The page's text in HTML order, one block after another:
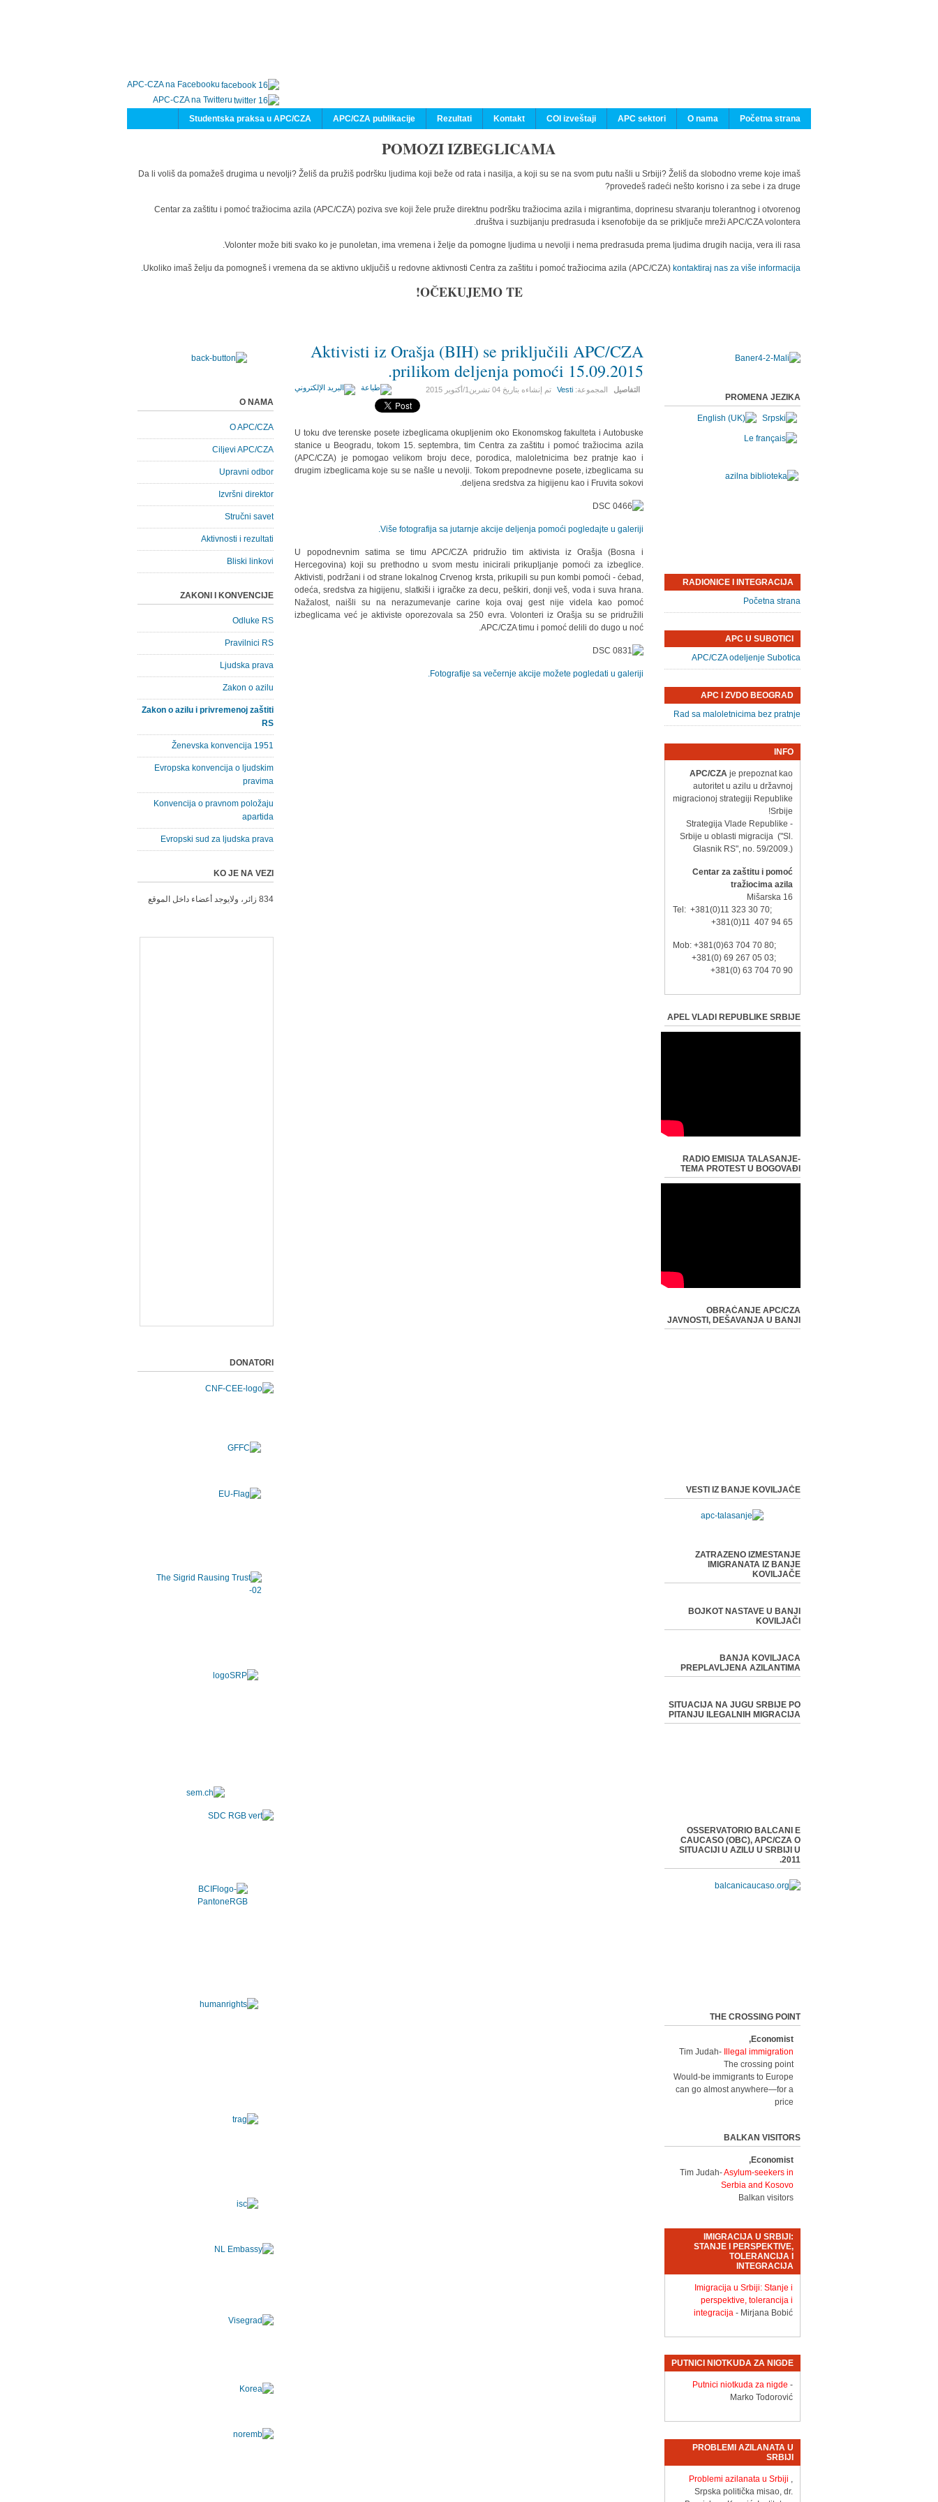
APC-CZA na Facebooku
APC-CZA na Twitteru
Početna strana
O nama
APC sektori
COI izveštaji
Kontakt
Rezultati
APC/CZA publikacije
Studentska praksa u APC/CZA
POMOZI IZBEGLICAMA
Da li voliš da pomažeš drugima u nevolji? Želiš da pružiš podršku ljudima koji beže od rata i nasilja, a koji su se na svom putu našli u Srbiji? Želiš da slobodno vreme koje imaš
provedeš radeći nešto korisno i za sebe i za druge?
Centar za zaštitu i pomoć tražiocima azila (APC/CZA) poziva sve koji žele pruže direktnu podršku tražiocima azila i migrantima, doprinesu stvaranju tolerantnog i otvorenog
društva i suzbijanju predrasuda i ksenofobije da se priključe mreži APC/CZA volontera.
Volonter može biti svako ko je punoletan, ima vremena i želje da pomogne ljudima u nevolji i nema predrasuda prema ljudima drugih nacija, vera ili rasa.
Ukoliko imaš želju da pomogneš i vremena da se aktivno uključiš u redovne aktivnosti Centra za zaštitu i pomoć tražiocima azila (APC/CZA) kontaktiraj nas za više informacija.
OČEKUJEMO TE!
Aktivisti iz Orašja (BIH) se priključili APC/CZA
prilikom deljenja pomoći 15.09.2015.
التفاصيل المجموعة:Vesti تم إنشاءه بتاريخ04 تشرين1/أكتوير 2015
U toku dve terenske posete izbeglicama okupljenim oko Ekonomskog fakulteta i Autobuske
stanice u Beogradu, tokom 15. septembra, tim Centra za zaštitu i pomoć tražiocima azila
(APC/CZA) je pomogao velikom broju dece, porodica, maloletnicima bez pratnje kao i
drugim izbeglicama koje su se našle u nevolji. Tokom prepodnevne posete, izbeglicama su
deljena sredstva za higijenu kao i Fruvita sokovi.
Više fotografija sa jutarnje akcije deljenja pomoći pogledajte u galeriji.
U popodnevnim satima se timu APC/CZA pridružio tim aktivista iz Orašja (Bosna i
Hercegovina) koji su prethodno u svom mestu inicirali prikupljanje pomoći za izbeglice.
Aktivisti, podržani i od strane lokalnog Crvenog krsta, prikupili su pun kombi pomoći - ćebad,
odeća, sredstva za higijenu, slatkiši i igračke za decu, peškiri, donji veš, voda i suva hrana.
Nažalost, naišli su na nerazumevanje carine koja ovaj gest nije videla kao pomoć
izbeglicama već je aktiviste oporezovala sa 250 evra. Volonteri iz Orašja su se pridružili
APC/CZA timu i pomoć delili do dugo u noć.
Fotografije sa večernje akcije možete pogledati u galeriji.
O NAMA
O APC/CZA
Ciljevi APC/CZA
Upravni odbor
Izvršni direktor
Stručni savet
Aktivnosti i rezultati
Bliski linkovi
ZAKONI I KONVENCIJE
Odluke RS
Pravilnici RS
Ljudska prava
Zakon o azilu
Zakon o azilu i privremenoj zaštiti
RS
Ženevska konvencija 1951
Evropska konvencija o ljudskim
pravima
Konvencija o pravnom položaju
apartida
Evropski sud za ljudska prava
KO JE NA VEZI
834 زائر، ولايوجد أعضاء داخل الموقع
DONATORI
PROMENA JEZIKA
RADIONICE I INTEGRACIJA
Početna strana
APC U SUBOTICI
APC/CZA odeljenje Subotica
APC I ZVDO BEOGRAD
Rad sa maloletnicima bez pratnje
INFO
APC/CZA je prepoznat kao
autoritet u azilu u državnoj
migracionoj strategiji Republike
Srbije!
- Strategija Vlade Republike
Srbije u oblasti migracija ("Sl.
Glasnik RS", no. 59/2009.)
Centar za zaštitu i pomoć
tražiocima azila
Mišarska 16
Tel: +381(0)11 323 30 70;
+381(0)11 407 94 65
Mob: +381(0)63 704 70 80;
+381(0) 69 267 05 03;
+381(0) 63 704 70 90
APEL VLADI REPUBLIKE SRBIJE
RADIO EMISIJA TALASANJE-
TEMA PROTEST U BOGOVAĐI
OBRAĆANJE APC/CZA
JAVNOSTI, DEŠAVANJA U BANJI
VESTI IZ BANJE KOVILJAČE
ZATRAZENO IZMESTANJE
IMIGRANATA IZ BANJE
KOVILJAČE
BOJKOT NASTAVE U BANJI
KOVILJAČI
BANJA KOVILJACA
PREPLAVLJENA AZILANTIMA
SITUACIJA NA JUGU SRBIJE PO
PITANJU ILEGALNIH MIGRACIJA
OSSERVATORIO BALCANI E
CAUCASO (OBC), APC/CZA O
SITUACIJI U AZILU U SRBIJI U
2011.
THE CROSSING POINT
Economist,
Tim Judah-
Illegal immigration
The crossing point
Would-be immigrants to Europe
can go almost anywhere—for a
price
BALKAN VISITORS
Economist,
Tim Judah-Asylum-seekers in
Serbia and Kosovo
Balkan visitors
IMIGRACIJA U SRBIJI:
STANJE I PERSPEKTIVE,
TOLERANCIJA I
INTEGRACIJA
Imigracija u Srbiji: Stanje i
perspektive, tolerancija i
integracija - Mirjana Bobić
PUTNICI NIOTKUDA ZA NIGDE
Putnici niotkuda za nigde -
Marko Todorović
PROBLEMI AZILANATA U
SRBIJI
Problemi azilanata u Srbiji ,
Srpska politička misao, dr.